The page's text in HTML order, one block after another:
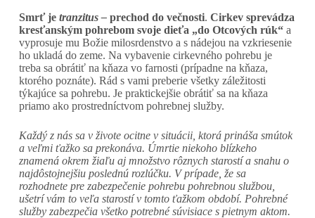
Smrť je tranzitus – prechod do večnosti. Cirkev sprevádza
kresťanským pohrebom svoje dieťa „do Otcových rúk“a
vyprosuje mu Božie milosrdenstvo a s nádejou na vzkriesenie
ho ukladá do zeme. Na vybavenie cirkevného pohrebu je
treba sa obrátiť na kňaza vo farnosti (prípadne na kňaza,
ktorého poznáte). Rád s vami preberie všetky záležitosti
týkajúce sa pohrebu. Je praktickejšie obrátiť sa na kňaza
priamo ako prostredníctvom pohrebnej služby.
Každý z nás sa v živote ocitne v situácii, ktorá prináša smútok
a veľmi ťažko sa prekonáva. Úmrtie niekoho blízkeho
znamená okrem žiaľu aj množstvo rôznych starostí a snahu o
najdôstojnejšiu poslednú rozlúčku. V prípade, že sa
rozhodnete pre zabezpečenie pohrebu pohrebnou službou,
ušetrí vám to veľa starostí v tomto ťažkom období. Pohrebné
služby zabezpečia všetko potrebné súvisiace s pietnym aktom.